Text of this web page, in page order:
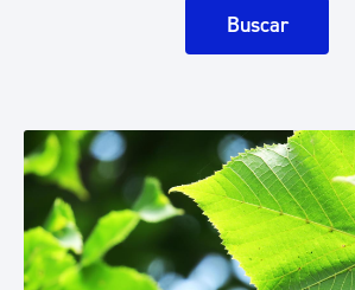
Buscar